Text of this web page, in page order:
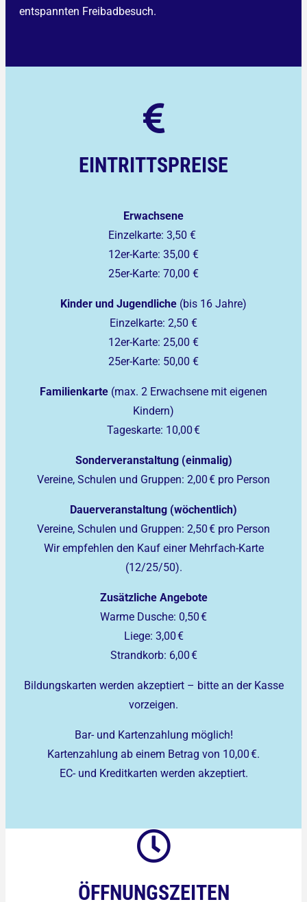
entspannten Freibadbesuch.
EINTRITTSPREISE
Erwachsene
Einzelkarte: 3,50 €
12er-Karte: 35,00 €
25er-Karte: 70,00 €
Kinder und Jugendliche (bis 16 Jahre)
Einzelkarte: 2,50 €
12er-Karte: 25,00 €
25er-Karte: 50,00 €
Familienkarte (max. 2 Erwachsene mit eigenen
Kindern)
Tageskarte: 10,00 €
Sonderveranstaltung (einmalig)
Vereine, Schulen und Gruppen: 2,00 € pro Person
Dauerveranstaltung (wöchentlich)
Vereine, Schulen und Gruppen: 2,50 € pro Person
Wir empfehlen den Kauf einer Mehrfach-Karte
(12/25/50).
Zusätzliche Angebote
Warme Dusche: 0,50 €
Liege: 3,00 €
Strandkorb: 6,00 €
Bildungskarten werden akzeptiert – bitte an der Kasse
vorzeigen.
Bar- und Kartenzahlung möglich!
Kartenzahlung ab einem Betrag von 10,00 €.
EC- und Kreditkarten werden akzeptiert.
ÖFFNUNGSZEITEN